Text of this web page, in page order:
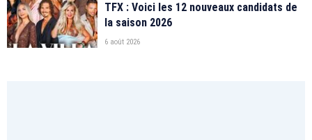
TFX : Voici les 12 nouveaux candidats de
la saison 2026
6 août 2026